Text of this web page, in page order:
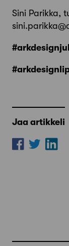
Sini Parikka,
Jaa artikkeli